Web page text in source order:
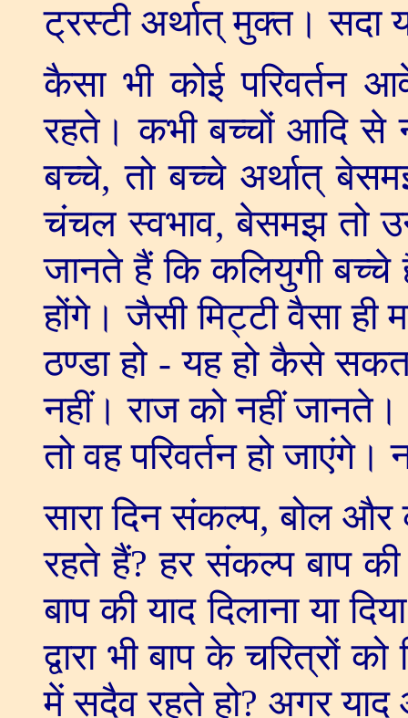
ट्रस्टी अर्थात् मुक्त। सदा
कैसा भी कोई परिवर्तन
रहते। कभी बच्चों आदि से
बच्चे,तो बच्चे अर्थात्
चंचल स्वभाव,बेसमझ तो
जानते हैं कि कलियुगी बच्चे
होंगे। जैसी मिट्टी वैसा ही
ठण्डा हो - यह हो कैसे
नहीं। राज को नहीं जानते।
तो वह परिवर्तन हो जाएंगे।
सारा दिन संकल्प,बोल और
रहते हैं?हर संकल्प बाप की
बाप की याद दिलाना या
द्वारा भी बाप के चरित्रों
में सदैव रहते हो? अगर याद